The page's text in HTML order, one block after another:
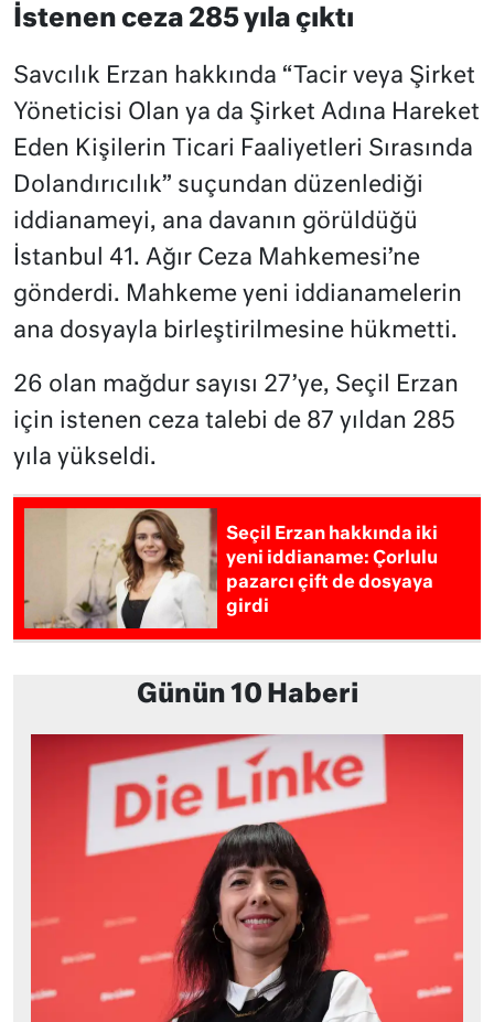
İstenen ceza 285 yıla çıktı
Savcılık Erzan hakkında “Tacir veya Şirket
Yöneticisi Olan ya da Şirket Adına Hareket
Eden Kişilerin Ticari Faaliyetleri Sırasında
Dolandırıcılık” suçundan düzenlediği
iddianameyi, ana davanın görüldüğü
İstanbul 41. Ağır Ceza Mahkemesi’ne
gönderdi. Mahkeme yeni iddianamelerin
ana dosyayla birleştirilmesine hükmetti.
26 olan mağdur sayısı 27’ye, Seçil Erzan
için istenen ceza talebi de 87 yıldan 285
yıla yükseldi.
Seçil Erzan hakkında iki
yeni iddianame: Çorlulu
pazarcı çift de dosyaya
girdi
Günün 10 Haberi